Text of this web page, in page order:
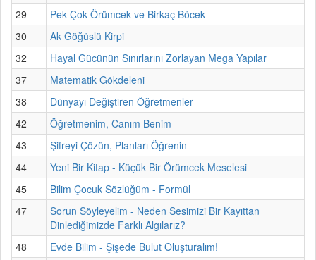
29
Pek Çok Örümcek ve Birkaç Böcek
30
Ak Göğüslü Kirpi
32
Hayal Gücünün Sınırlarını Zorlayan Mega Yapılar
37
Matematik Gökdeleni
38
Dünyayı Değiştiren Öğretmenler
42
Öğretmenim, Canım Benim
43
Şifreyi Çözün, Planları Öğrenin
44
Yeni Bir Kitap - Küçük Bir Örümcek Meselesi
45
Bilim Çocuk Sözlüğüm - Formül
47
Sorun Söyleyelim - Neden Sesimizi Bir Kayıttan
Dinlediğimizde Farklı Algılarız?
48
Evde Bilim - Şişede Bulut Oluşturalım!